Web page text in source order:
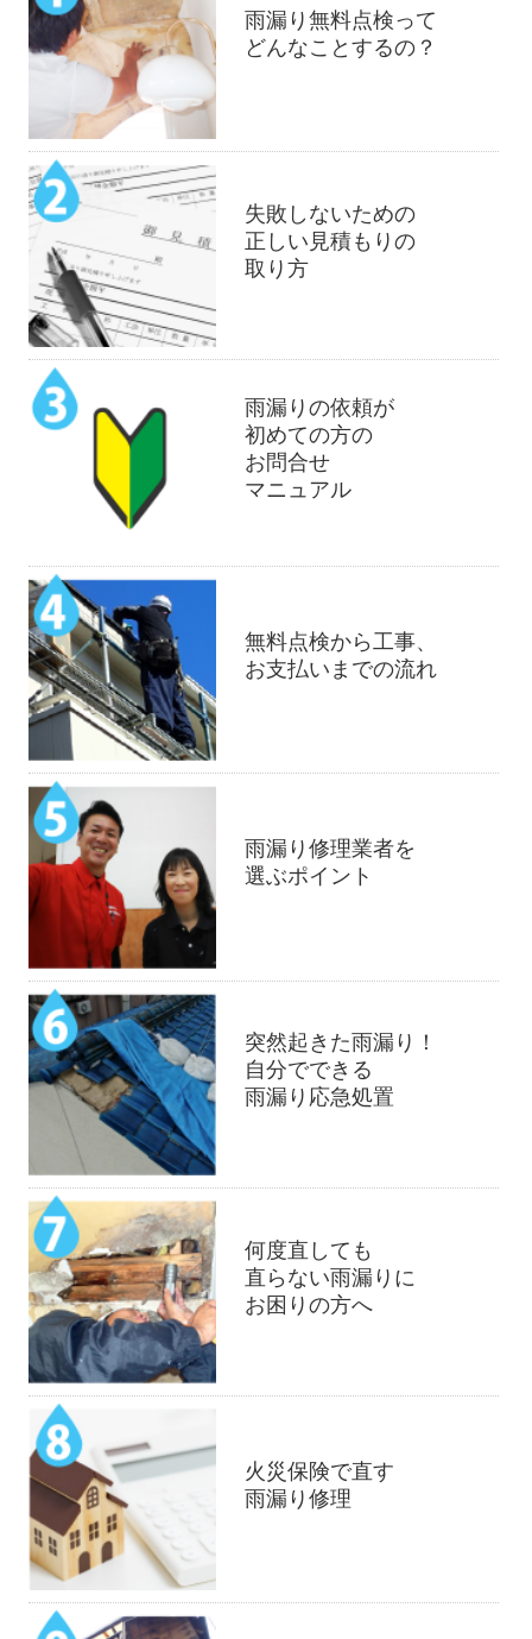
雨漏り無料点検って
どんなことするの？
失敗しないための
正しい見積もりの
取り方
雨漏りの依頼が
初めての方の
お問合せ
マニュアル
無料点検から工事、
お支払いまでの流れ
雨漏り修理業者を
選ぶポイント
突然起きた雨漏り！
自分でできる
雨漏り応急処置
何度直しても
直らない雨漏りに
お困りの方へ
火災保険で直す
雨漏り修理